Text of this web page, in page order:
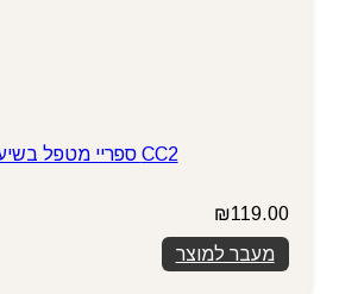
CC2 ספריי מטפל בשיער אינדולה
₪119.00
מעבר למוצר